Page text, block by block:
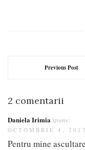
Previous Post
2 comentarii
Daniela Irimiaspune:
OCTOMBRIE 4,
Pentru mine